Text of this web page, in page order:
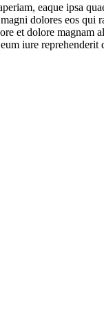
eaque ipsa
dolores eos
et dolore
iure